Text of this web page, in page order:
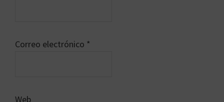
Correo electrónico *
Web